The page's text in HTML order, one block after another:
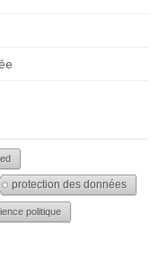
protection des données
politique